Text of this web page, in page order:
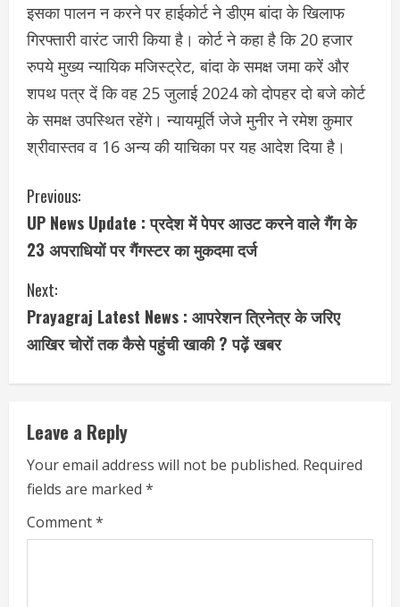
इसका पालन न करने पर हाईकोर्ट ने डीएम बांदा के खिलाफ
गिरफ्तारी वारंट जारी किया है। कोर्ट ने कहा है कि 20 हजार
रुपये मुख्य न्यायिक मजिस्ट्रेट, बांदा के समक्ष जमा करें और
शपथ पत्र दें कि वह 25 जुलाई 2024 को दोपहर दो बजे कोर्ट
के समक्ष उपस्थित रहेंगे। न्यायमूर्ति जेजे मुनीर ने रमेश कुमार
श्रीवास्तव व 16 अन्य की याचिका पर यह आदेश दिया है।
C
o
n
t
i
n
u
e
R
e
Previous:
UP News Update : प्रदेश में पेपर आउट करने वाले गैंग के
23 अपराधियों पर गैंगस्टर का मुकदमा दर्ज
Next:
Prayagraj Latest News : आपरेशन त्रिनेत्र के जरिए
आखिर चोरों तक कैसे पहुंची खाकी ? पढ़ें खबर
Leave a Reply
Your email address will not be published. Required
fields are marked *
Comment*